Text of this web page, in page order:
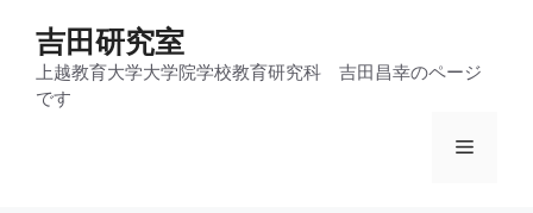
吉田研究室
上越教育大学大学院学校教育研究科 吉田昌幸のページ
です
メ